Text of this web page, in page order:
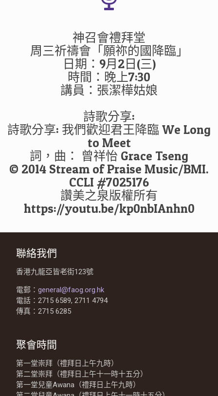
神召會禮拜堂
周三祈禱會「願祢的國降臨」
日期：9月2日(三)
時間：晚上7:30
講員：張潔樺姑娘
詩歌分享:
詩歌分享: 我們歡迎君王降臨 We Long
to Meet
詞，曲： 曾祥怡 Grace Tseng
© 2014 Stream of Praise Music/BMI.
CCLI #7025176
讚美之泉版權所有
https://youtu.be/kp0nbIAnhn0
聯絡我們
香港九龍亞皆老街123號
電郵： general@faog.org.hk
電話：2715 6589, 2711 4794
傳真：2715 6285
聚會時間
第一堂崇拜（禮拜日上午九時）
第二堂崇拜（禮拜日上午十一時十五分）
第一堂兒童Awana（禮拜日上午九時）